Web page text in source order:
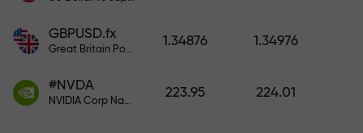
GBPUSD.fx
Great Britain Pound vs US Dollar
1.34876 1.34976
#NVDA
NVIDIA Corp Nasdaq Stock Exchange (Nasdaq) USD
223.95 224.01